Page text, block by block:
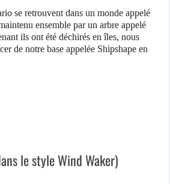
se retrouvent dans un monde appelé
ensemble par un arbre appelé
ils ont été déchirés en îles, nous
de notre base appelée Shipshape en
le style Wind Waker)